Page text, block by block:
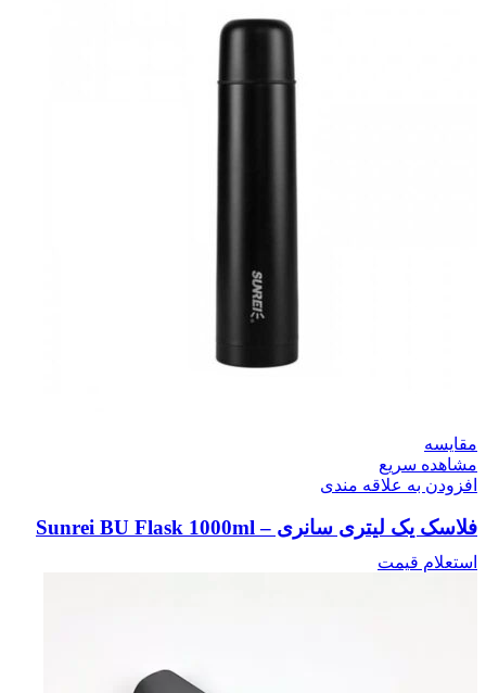
مقایسه
مشاهده سریع
افزودن به علاقه مندی
فلاسک یک لیتری سانری – Sunrei BU Flask 1000ml
استعلام قیمت